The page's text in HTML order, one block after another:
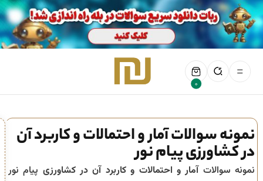
0
نمونه سوالات آمار و احتمالات و کاربرد آن
در کشاورزی پیام نور
نمونه سوالاتآمار و احتمالات و کاربرد آن در کشاورزی پیام نور